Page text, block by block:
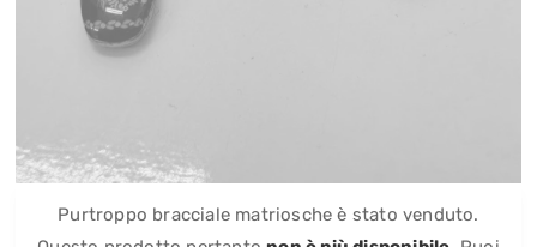
Purtroppo bracciale matriosche è stato venduto.